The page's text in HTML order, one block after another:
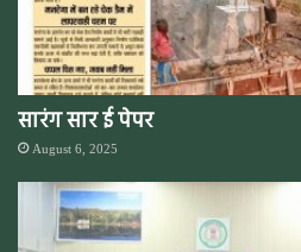
सारंग सार ई पेपर
August 6, 2025